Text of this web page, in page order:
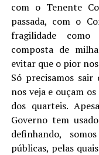
com o Tenente
passada, com o
fragilidade como
composta de
evitar que o pior
Só precisamos
nos veja e ouçam
dos quarteis.
Governo tem
definhando,
públicas, pelas